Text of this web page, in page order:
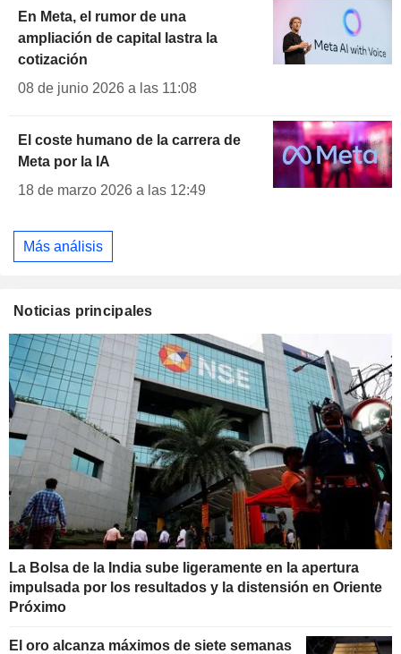
En Meta, el rumor de una
ampliación de capital lastra la
cotización
08 de junio 2026 a las 11:08
El coste humano de la carrera de
Meta por la IA
18 de marzo 2026 a las 12:49
Más análisis
Noticias principales
La Bolsa de la India sube ligeramente en la apertura
impulsada por los resultados y la distensión en Oriente
Próximo
El oro alcanza máximos de siete semanas